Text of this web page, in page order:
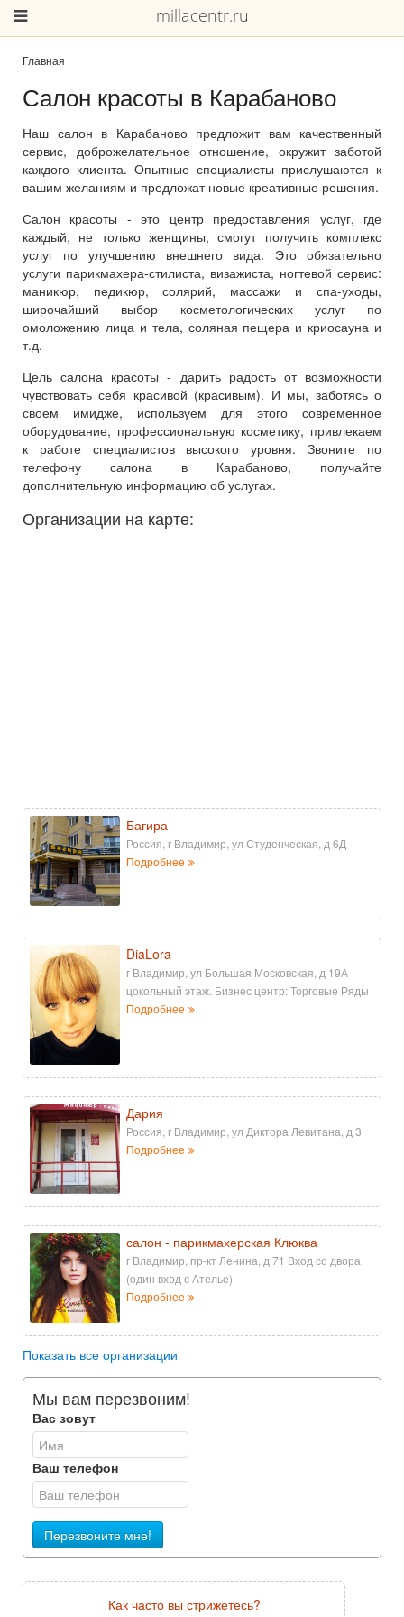
millacentr.ru
Главная
Салон красоты в Карабаново
Наш салон в Карабаново предложит вам качественный
сервис, доброжелательное отношение, окружит заботой
каждого клиента. Опытные специалисты прислушаются к
вашим желаниям и предложат новые креативные решения.
Салон красоты - это центр предоставления услуг, где
каждый, не только женщины, смогут получить комплекс
услуг по улучшению внешнего вида. Это обязательно
услуги парикмахера-стилиста, визажиста, ногтевой сервис:
маникюр, педикюр, солярий, массажи и спа-уходы,
широчайший выбор косметологических услуг по
омоложению лица и тела, соляная пещера и криосауна и
т.д.
Цель салона красоты - дарить радость от возможности
чувствовать себя красивой (красивым). И мы, заботясь о
своем имидже, используем для этого современное
оборудование, профессиональную косметику, привлекаем
к работе специалистов высокого уровня. Звоните по
телефону салона в Карабаново, получайте
дополнительную информацию об услугах.
Организации на карте:
Багира
Россия, г Владимир, ул Студенческая, д 6Д
Подробнее
DiaLora
г Владимир, ул Большая Московская, д 19А
цокольный этаж. Бизнес центр: Торговые Ряды
Подробнее
Дария
Россия, г Владимир, ул Диктора Левитана, д 3
Подробнее
салон - парикмахерская Клюква
г Владимир, пр-кт Ленина, д 71 Вход со двора
(один вход с Ателье)
Подробнее
Показать все организации
Мы вам перезвоним!
Вас зовут
Ваш телефон
Перезвоните мне!
Как часто вы стрижетесь?